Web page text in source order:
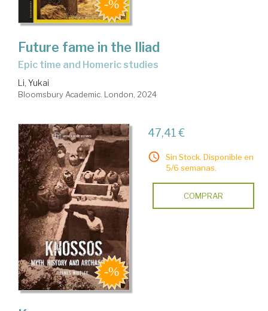
Future fame in the Iliad
epic time and Homeric studies
Li, Yukai
Bloomsbury Academic. London, 2024
47,41 €
Sin Stock. Disponible en
5/6 semanas.
COMPRAR